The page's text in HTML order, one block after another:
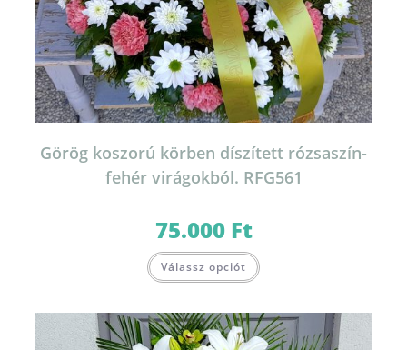
Görög koszorú körben díszített rózsaszín-
fehér virágokból. RFG561
75.000 Ft
Válassz opciót